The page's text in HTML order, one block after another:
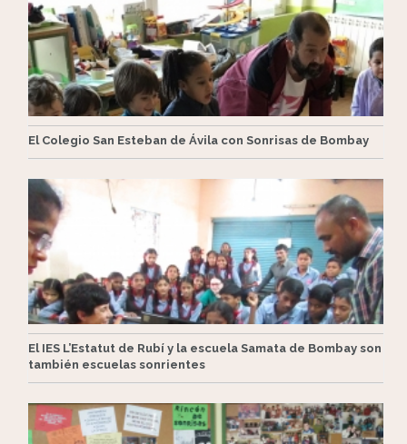
El Colegio San Esteban de Ávila con Sonrisas de Bombay
El IES L’Estatut de Rubí y la escuela Samata de Bombay son
también escuelas sonrientes